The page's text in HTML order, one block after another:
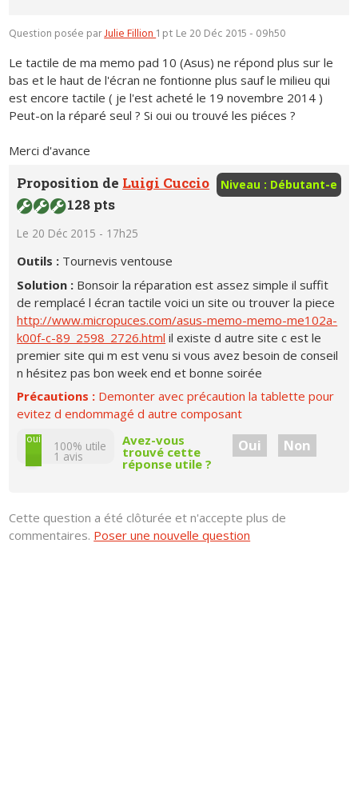
Question posée parJulie Fillion1 pt Le 20 Déc 2015 - 09h50
Le tactile de ma memo pad 10 (Asus) ne répond plus sur le
bas et le haut de l'écran ne fontionne plus sauf le milieu qui
est encore tactile ( je l'est acheté le 19 novembre 2014 )
Peut-on la réparé seul ? Si oui ou trouvé les piéces ?
Merci d'avance
Niveau : Débutant-e
Proposition de Luigi Cuccio
128 pts
Le 20 Déc 2015 - 17h25
Outils : Tournevis ventouse
Solution : Bonsoir la réparation est assez simple il suffit
de remplacé l écran tactile voici un site ou trouver la piece
http://www.micropuces.com/asus-memo-memo-me102a-
k00f-c-89_2598_2726.html il existe d autre site c est le
premier site qui m est venu si vous avez besoin de conseil
n hésitez pas bon week end et bonne soirée
Précautions : Demonter avec précaution la tablette pour
evitez d endommagé d autre composant
non
oui 100% utile
1 avis
Avez-vous
trouvé cette
réponse utile ?
Oui Non
Cette question a été clôturée et n'accepte plus de
commentaires. Poser une nouvelle question